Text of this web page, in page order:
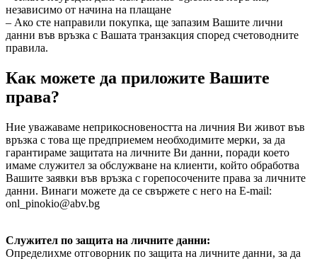
независимо от начина на плащане
– Ако сте направили покупка, ще запазим Вашите лични
данни във връзка с Вашата транзакция според счетоводните
правила.
Как можете да приложите Вашите
права?
Ние уважаваме неприкосновеността на личния Ви живот във
връзка с това ще предприемем необходимите мерки, за да
гарантираме защитата на личните Ви данни, поради което
имаме служител за обслужване на клиенти, който обработва
Вашите заявки във връзка с горепосочените права за личните
данни. Винаги можете да се свържете с него на E-mail:
onl_pinokio@abv.bg
Служител по защита на личните данни:
Определихме отговорник по защита на личните данни, за да